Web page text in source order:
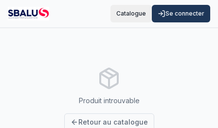
Catalogue Se connecter
Produit introuvable
Retour au catalogue